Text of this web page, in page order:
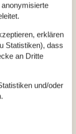
werden von
sein. Die
in der
im Vergleich zu
Die Gegend zieht
suchen,
mieten, Grønhøj
schönen
erklären
Statistiken), dass
an Dritte
und/oder